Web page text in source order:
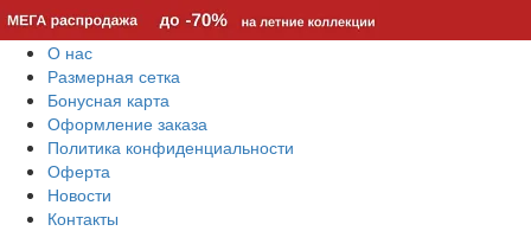
О нас
Размерная сетка
Бонусная карта
Оформление заказа
Политика конфиденциальности
Оферта
Новости
Контакты